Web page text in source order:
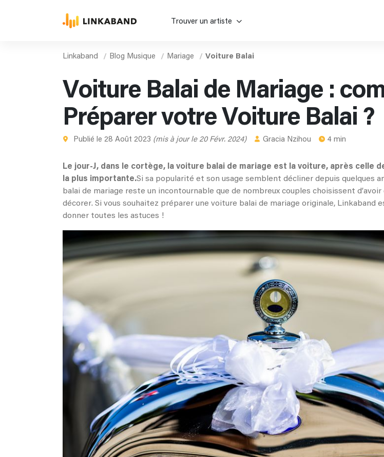
Trouver un artiste
Linkaband Blog Musique Mariage Voiture Balai
Voiture Balai de Mariage :
Préparer votre Voiture Balai ?
Publié le 28 Août 2023 (mis à jour le 20 Févr. 2024) Gracia Nzihou 4 min
Le jour-J, dans le cortège, la voiture balai de mariage est la voiture, après celle
la plus importante.Si sa popularité et son usage semblent décliner depuis quelques
balai de mariage reste un incontournable que de nombreux couples choisissent
décorer. Si vous souhaitez préparer une voiture balai de mariage originale, Linkaband
donner toutes les astuces !